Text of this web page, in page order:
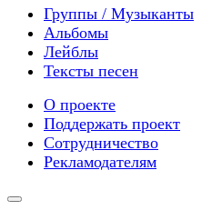
Группы / Музыканты
Альбомы
Лейблы
Тексты песен
О проекте
Поддержать проект
Сотрудничество
Рекламодателям